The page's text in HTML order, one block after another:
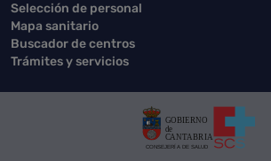
Selección de personal
Mapa sanitario
Buscador de centros
Trámites y servicios